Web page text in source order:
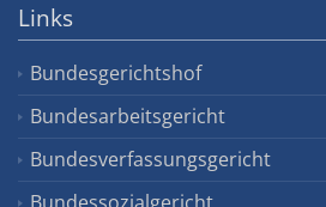
Links
Bundesgerichtshof
Bundesarbeitsgericht
Bundesverfassungsgericht